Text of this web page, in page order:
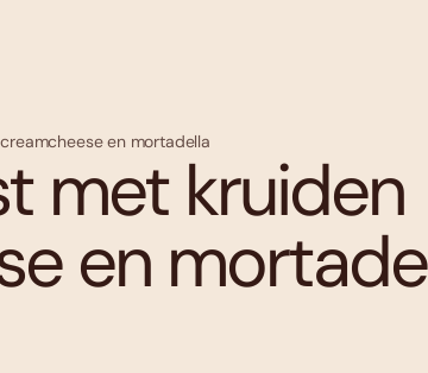
en mortadella
met kruiden
en